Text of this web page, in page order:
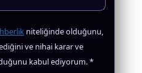
niteliğinde olduğunu,
ve nihai karar ve
kabul ediyorum. *